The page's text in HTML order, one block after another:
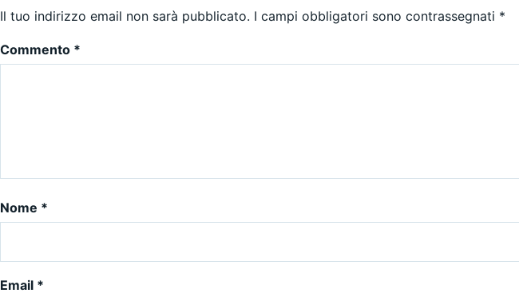
Il tuo indirizzo email non sarà pubblicato. I campi obbligatori sono contrassegnati *
Commento *
Nome *
Email *